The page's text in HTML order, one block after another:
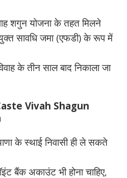
शगुन योजना के तहत मिलने
सावधि जमा (एफडी) के रूप में
के तीन साल बाद निकाला जा
Vivah Shagun
के स्थाई निवासी ही ले सकते
बैंक अकाउंट भी होना चाहिए,